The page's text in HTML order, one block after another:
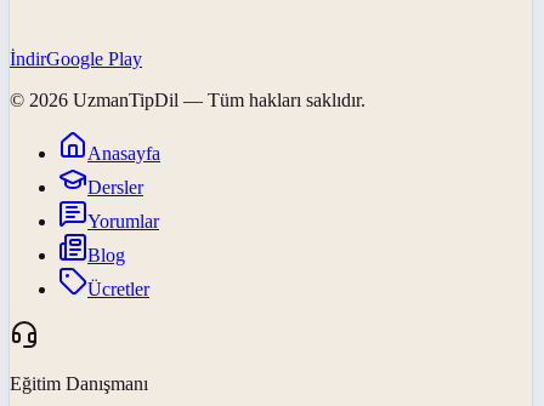
İndirGoogle Play
© 2026 UzmanTipDil — Tüm hakları saklıdır.
Anasayfa
Dersler
Yorumlar
Blog
Ücretler
Eğitim Danışmanı